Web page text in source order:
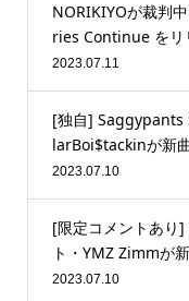
NORIKIYOが裁判
ries Continue をリ
2023.07.11
[独自] Saggypants
larBoi$tackinが新
2023.07.10
[限定コメントあり
ト・YMZ Zimmが
2023.07.10